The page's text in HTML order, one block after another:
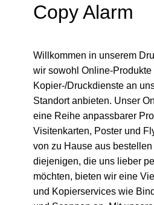
Copy Alarm
Willkommen in unserem
wir sowohl Online-Produkte
Kopier-/Druckdienste an
Standort anbieten. Unser
eine Reihe anpassbarer
Visitenkarten, Poster und
von zu Hause aus
diejenigen, die uns lieber
möchten, bieten wir eine
und Kopierservices wie